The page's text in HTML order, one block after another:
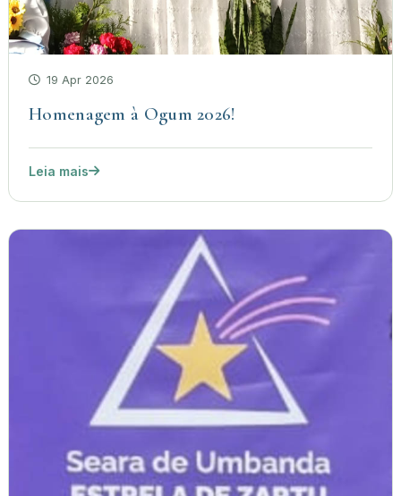
19 Apr 2026
Homenagem à Ogum 2026!
Leia mais